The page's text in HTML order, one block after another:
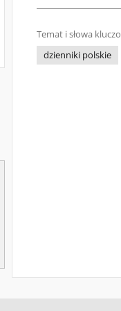
Temat i słowa
dzienniki polskie